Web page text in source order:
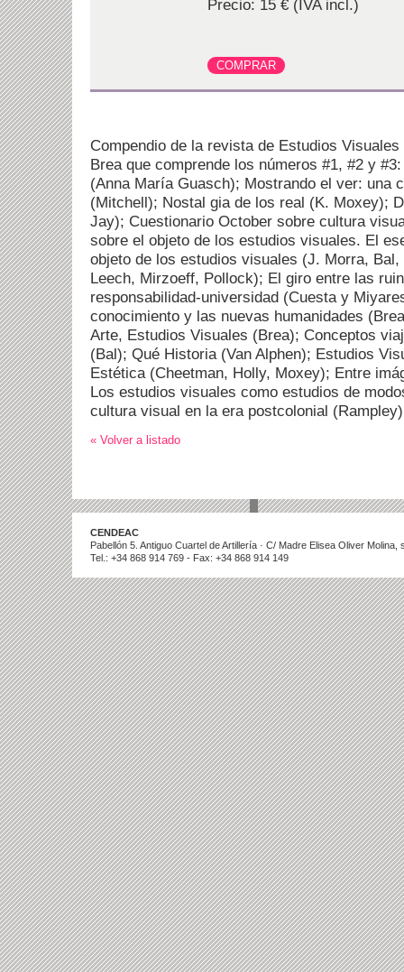
Precio: 15 € (IVA incl.)
Compendio de la revista de Estudios
Brea que comprende los números #1, #2 y
(Anna María Guasch); Mostrando el ver: una
(Mitchell); Nostal gia de los real (K. Moxey);
Jay); Cuestionario October sobre cultura
sobre el objeto de los estudios visuales. El
objeto de los estudios visuales (J. Morra,
Leech, Mirzoeff, Pollock); El giro entre las
responsabilidad-universidad (Cuesta y
conocimiento y las nuevas humanidades
Arte, Estudios Visuales (Brea); Conceptos
(Bal); Qué Historia (Van Alphen); Estudios
Estética (Cheetman, Holly, Moxey); Entre
Los estudios visuales como estudios de
cultura visual en la era postcolonial
« Volver a listado
CENDEAC
Pabellón 5. Antiguo Cuartel de Artillería · C/ Madre Elisea Oliver
Tel.: +34 868 914 769 - Fax: +34 868 914 149